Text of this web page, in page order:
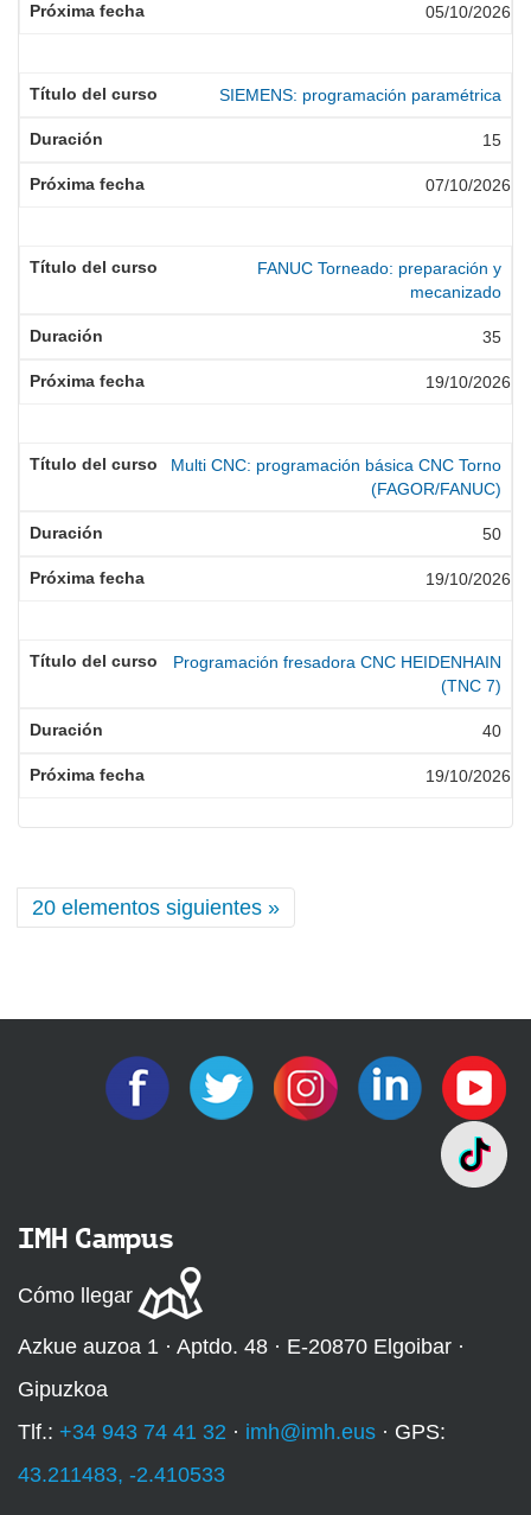
05/10/2026
SIEMENS: programación paramétrica
15
07/10/2026
FANUC Torneado: preparación y
mecanizado
35
19/10/2026
Multi CNC: programación básica CNC Torno
(FAGOR/FANUC)
50
19/10/2026
Programación fresadora CNC HEIDENHAIN
(TNC 7)
40
19/10/2026
20 elementos siguientes »
IMH Campus
Cómo llegar
Azkue auzoa 1 · Aptdo. 48 · E-20870 Elgoibar ·
Gipuzkoa
Tlf.: +34 943 74 41 32 · imh@imh.eus · GPS:
43.211483, -2.410533